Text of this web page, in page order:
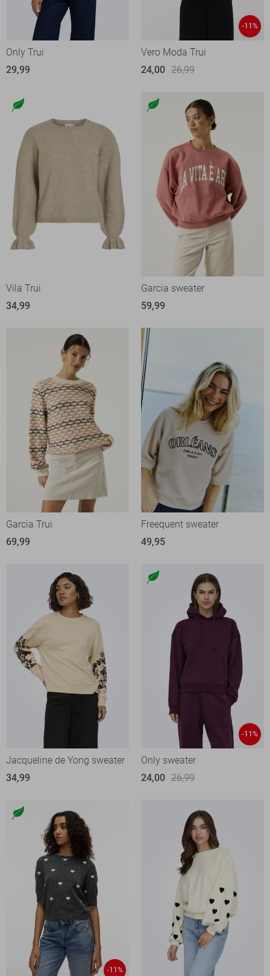
Only Trui
29,99
-11%
Vero Moda Trui
24,00 26,99
Vila Trui
34,99
Garcia sweater
59,99
Garcia Trui
69,99
Freequent sweater
49,95
Jacqueline de Yong sweater
34,99
-11%
Only sweater
24,00 26,99
-11%